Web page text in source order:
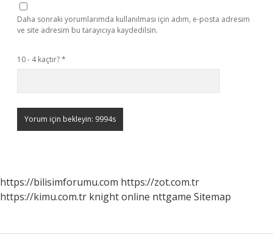
Daha sonraki yorumlarımda kullanılması için adım, e-posta adresim
ve site adresim bu tarayıcıya kaydedilsin.
10 - 4 kaçtır?*
https://bilisimforumu.com https://zot.com.tr
https://kimu.com.tr knight online nttgame Sitemap